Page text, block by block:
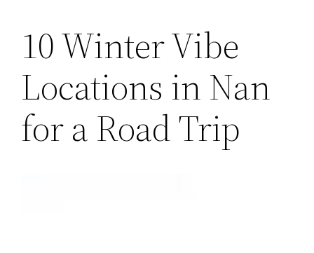
10 Winter Vibe
Locations in Nan
for a Road Trip